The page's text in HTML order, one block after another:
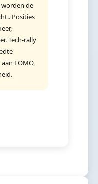
de
Posities
Tech-rally
FOMO,